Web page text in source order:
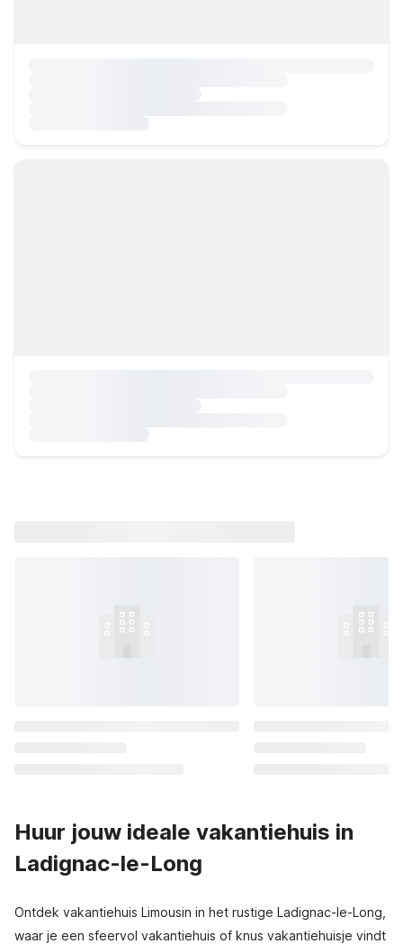
Huur jouw ideale vakantiehuis in
Ladignac-le-Long
Ontdek vakantiehuis Limousin in het rustige Ladignac-le-Long,
waar je een sfeervol vakantiehuis of knus vakantiehuisje vindt